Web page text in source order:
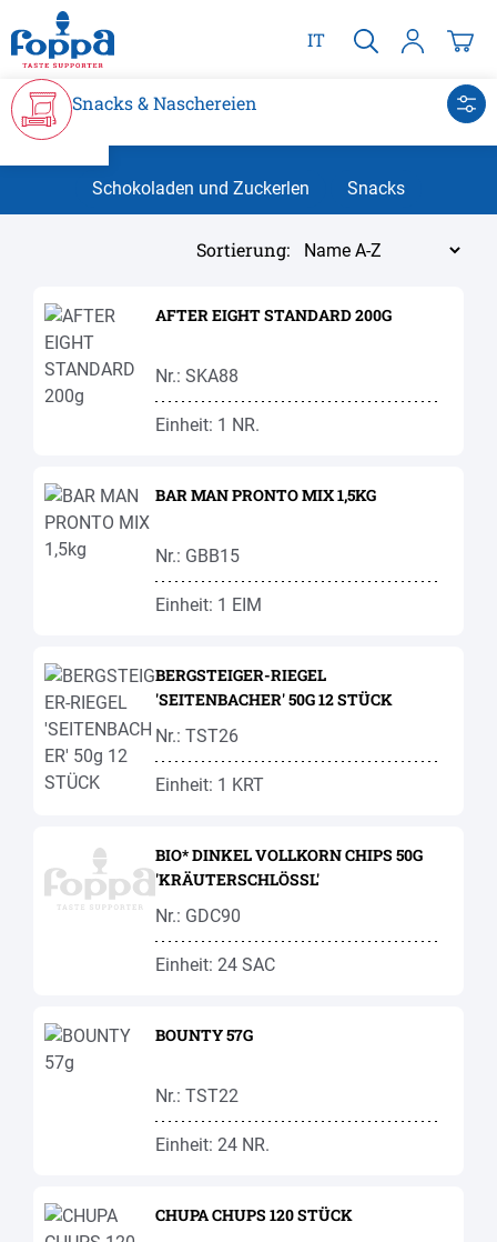
springen
IT
Snacks & Naschereien
Schokoladen und Zuckerlen Snacks
Sortierung:
AFTER EIGHT STANDARD 200G
Nr.: SKA88
Einheit: 1 NR.
BAR MAN PRONTO MIX 1,5KG
Nr.: GBB15
Einheit: 1 EIM
BERGSTEIGER-RIEGEL
'SEITENBACHER' 50G 12 STÜCK
Nr.: TST26
Einheit: 1 KRT
BIO* DINKEL VOLLKORN CHIPS 50G
'KRÄUTERSCHLÖSSL'
Nr.: GDC90
Einheit: 24 SAC
BOUNTY 57G
Nr.: TST22
Einheit: 24 NR.
CHUPA CHUPS 120 STÜCK